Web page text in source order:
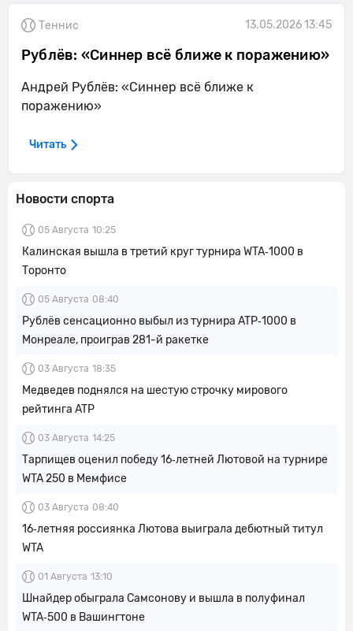
Новости спорта
05 Августа 10:25
Калинская вышла в третий круг турнира WTA‑1000 в
Торонто
05 Августа 08:40
Рублёв сенсационно выбыл из турнира ATP‑1000 в
Монреале, проиграв 281-й ракетке
03 Августа 18:35
Медведев поднялся на шестую строчку мирового
рейтинга ATP
03 Августа 14:25
Тарпищев оценил победу 16‑летней Лютовой на турнире
WTA 250 в Мемфисе
03 Августа 08:40
16‑летняя россиянка Лютова выиграла дебютный титул
WTA
01 Августа 13:10
Шнайдер обыграла Самсонову и вышла в полуфинал
WTA‑500 в Вашингтоне
Теннис 13.05.2026 13:45
Рублёв: «Синнер всё ближе к поражению»
Андрей Рублёв: «Синнер всё ближе к
поражению»
Читать